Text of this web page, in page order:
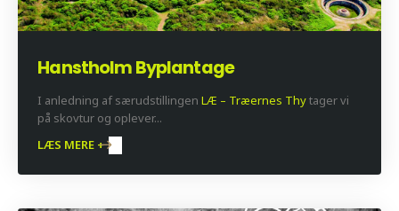
Hanstholm Byplantage
I anledning af særudstillingenLÆ – Træernes Thytager vi
på skovtur og oplever...
LÆS MERE +